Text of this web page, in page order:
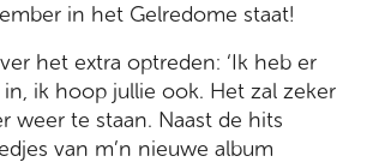
in het Gelredome staat!
het extra optreden: ‘Ik heb er
ik hoop jullie ook. Het zal zeker
weer te staan. Naast de hits
van m’n nieuwe album